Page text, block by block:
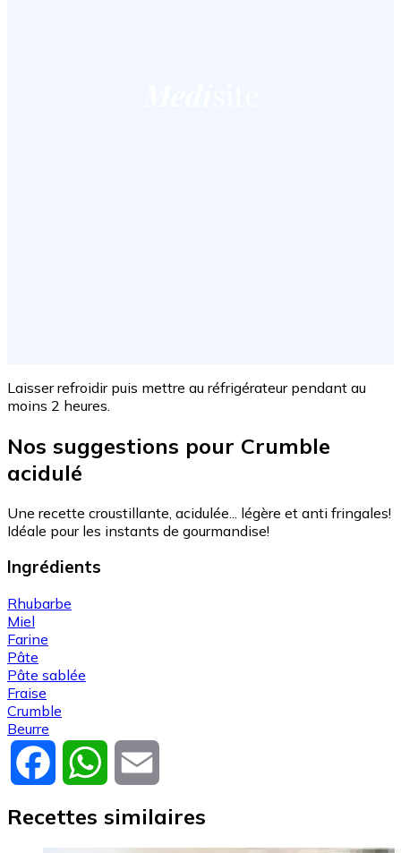
Laisser refroidir puis mettre au réfrigérateur pendant au
moins 2 heures.
Nos suggestions pour Crumble
acidulé
Une recette croustillante, acidulée... légère et anti fringales!
Idéale pour les instants de gourmandise!
Ingrédients
Rhubarbe
Miel
Farine
Pâte
Pâte sablée
Fraise
Crumble
Beurre
Facebook WhatsApp
Recettes similaires